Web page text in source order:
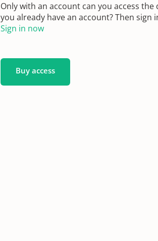
Only with an account can you access
you already have an account? Then
Sign in now
Buy access